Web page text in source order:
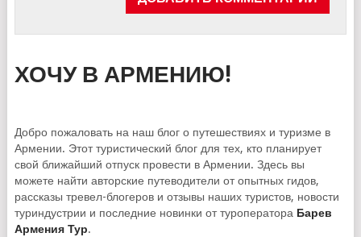
ХОЧУ В АРМЕНИЮ!
Добро пожаловать на наш блог о путешествиях и туризме в
Армении. Этот туристический блог для тех, кто планирует
свой ближайший отпуск провести в Армении. Здесь вы
можете найти авторские путеводители от опытных гидов,
рассказы тревел-блогеров и отзывы наших туристов, новости
туриндустрии и последние новинки от туроператора Барев
Армения Тур.